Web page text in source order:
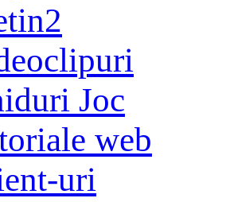
Joc
web
uri